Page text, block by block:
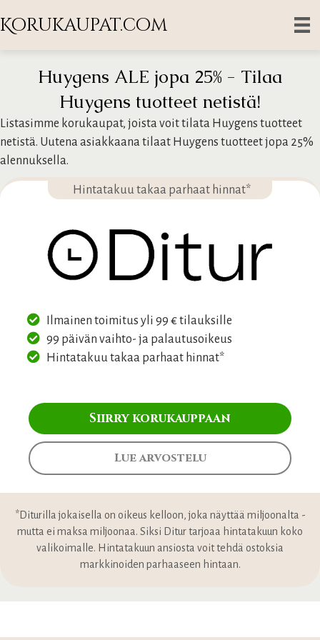
Korukaupat.com
Huygens ALE jopa 25% - Tilaa
Huygens tuotteet netistä!
Listasimme korukaupat, joista voit tilata Huygens tuotteet
netistä. Uutena asiakkaana tilaat Huygens tuotteet jopa 25%
alennuksella.
Hintatakuu takaa parhaat hinnat*
Ilmainen toimitus yli 99 € tilauksille
99 päivän vaihto- ja palautusoikeus
Hintatakuu takaa parhaat hinnat*
Siirry korukauppaan
Lue arvostelu
*Diturilla jokaisella on oikeus kelloon, joka näyttää miljoonalta -
mutta ei maksa miljoonaa. Siksi Ditur tarjoaa hintatakuun koko
valikoimalle. Hintatakuun ansiosta voit tehdä ostoksia
markkinoiden parhaaseen hintaan.